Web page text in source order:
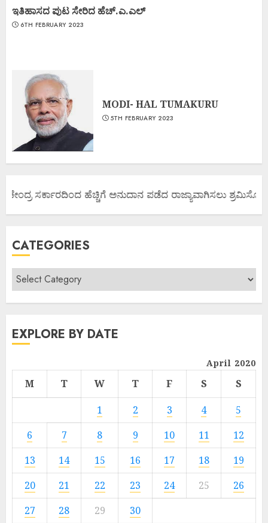
ಇತಿಹಾಸದ ಪುಟ ಸೇರಿದ ಹೆಚ್.ಎ.ಎಲ್
6TH FEBRUARY 2023
MODI- HAL TUMAKURU
5TH FEBRUARY 2023
ಕೇಂದ್ರ ಸರ್ಕಾರದಿಂದ ಹೆಚ್ಚಿಗೆ ಅನುದಾನ ಪಡೆದ ರಾಜ್ಯಾವಾಗಿಸಲು ಶ್ರಮಿಸೋಣ
CATEGORIES
EXPLORE BY DATE
April 2020
M T W T F S
S
1
2 3 4
5
6
7 8 9 10 11
12
13
14 15 16 17 18
19
20
21 22 23 24 25
26
27
28 29 30